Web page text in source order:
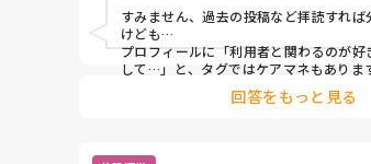
すみません、過去の投稿など拝読すれば
けども…
プロフィールに「利用者と関わるのが
して…」と、タグではケアマネもありま
イサービスとショートの問い合わせに対
ータキかな、との考えも出できますが…
回答をもっと見る